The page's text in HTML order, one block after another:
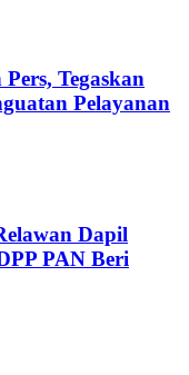
Tegaskan
Pelayanan
Dapil
PAN Beri